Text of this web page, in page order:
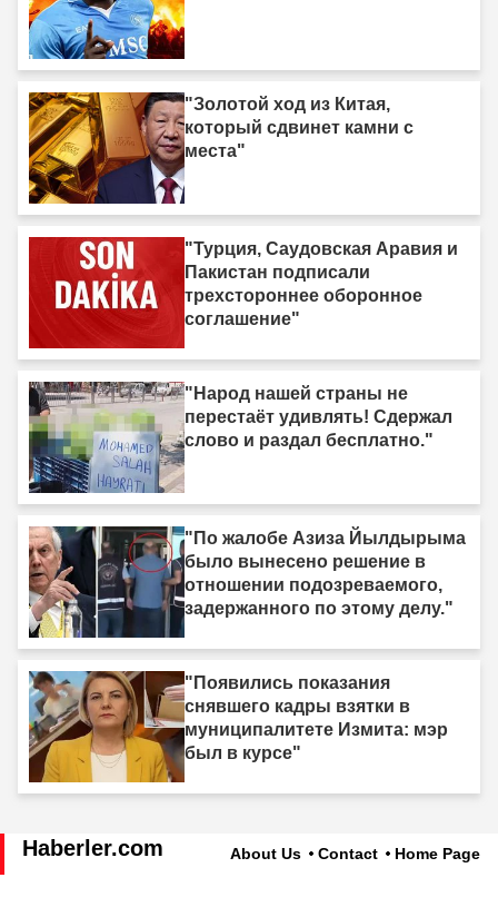
"Золотой ход из Китая,
который сдвинет камни с
места"
"Турция, Саудовская Аравия и
Пакистан подписали
трехстороннее оборонное
соглашение"
"Народ нашей страны не
перестаёт удивлять! Сдержал
слово и раздал бесплатно."
"По жалобе Азиза Йылдырыма
было вынесено решение в
отношении подозреваемого,
задержанного по этому делу."
"Появились показания
снявшего кадры взятки в
муниципалитете Измита: мэр
был в курсе"
Haberler.com About Us Contact Home Page